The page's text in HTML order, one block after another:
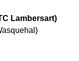
Lambersart)